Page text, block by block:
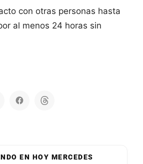
con otras personas hasta
al menos 24 horas sin
EN HOY MERCEDES